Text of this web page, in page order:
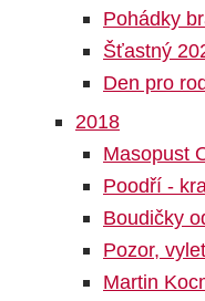
Pohádky
Šťastný
Den pro
2018
Masopust
Poodří -
Boudičky
Pozor,
Martin